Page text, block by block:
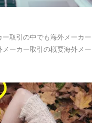
取引の中でも海外メーカー
ーカー取引の概要海外メー